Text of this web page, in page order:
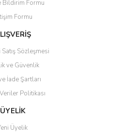
bilgiler bulunuyor.
pahalı.
Gönder
Bildirim Formu
Formu
Sözleşmesi
ve Güvenlik
İade Şartları
Politikası
ÜYELİK
Üyelik